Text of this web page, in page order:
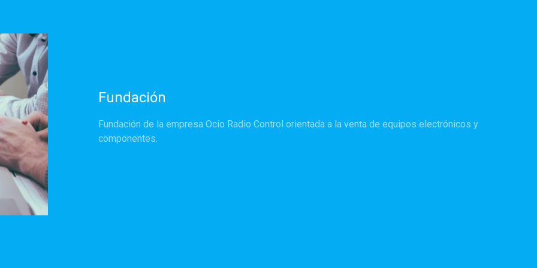
Fundación
Fundación de la empresa Ocio Radio Control orientada a la venta de equipos electrónicos y
componentes.